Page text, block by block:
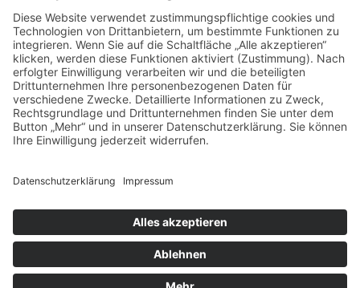
Home
Kontakt
AGB
Datenschutzerklärung
Impressum
Anschrift
BSI Vertriebs GmbH
Telefax: 004961521873727
E-Mail: info@bsivertrieb.de